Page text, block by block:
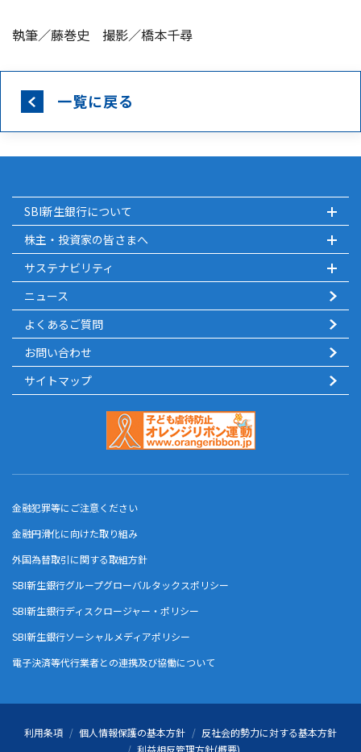
執筆／藤巻史 撮影／橋本千尋
一覧に戻る
SBI新生銀行について
株主・投資家の皆さまへ
サステナビリティ
ニュース
よくあるご質問
お問い合わせ
サイトマップ
金融犯罪等にご注意ください
金融円滑化に向けた取り組み
外国為替取引に関する取組方針
SBI新生銀行グループグローバルタックスポリシー
SBI新生銀行ディスクロージャー・ポリシー
SBI新生銀行ソーシャルメディアポリシー
電子決済等代行業者との連携及び協働について
利用条項 個人情報保護の基本方針
反社会的勢力に対する基本方針
利益相反管理方針(概要)